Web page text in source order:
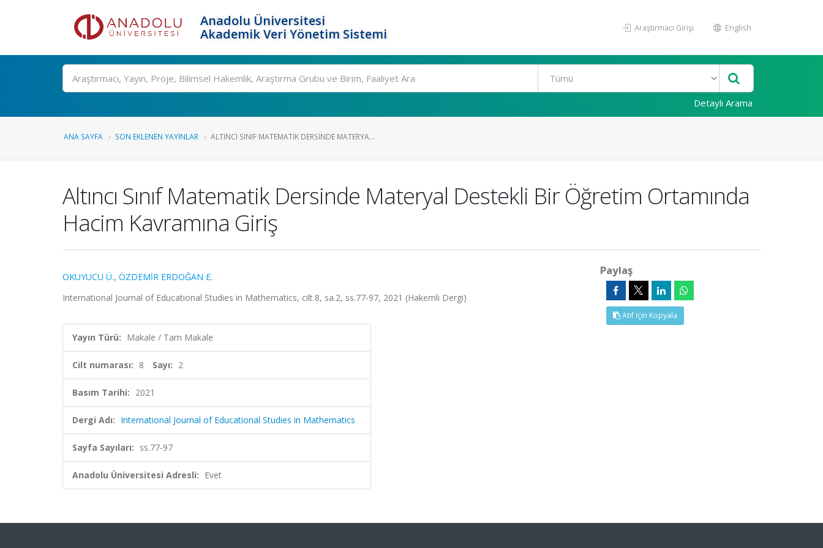
Anadolu Üniversitesi
Akademik Veri Yönetim Sistemi
Araştırmacı Girişi English
Ara
Detaylı Arama
ANA SAYFA SON EKLENEN YAYINLAR ALTINCI SINIF MATEMATIK DERSINDE MATERYA...
Altıncı Sınıf Matematik Dersinde Materyal Destekli Bir Öğretim Ortamında
Hacim Kavramına Giriş
OKUYUCU Ü., ÖZDEMİR ERDOĞAN E.
International Journal of Educational Studies in Mathematics, cilt.8, sa.2, ss.77-97, 2021 (Hakemli Dergi)
Yayın Türü: Makale / Tam Makale
Cilt numarası: 8 Sayı: 2
Basım Tarihi: 2021
Dergi Adı: International Journal of Educational Studies in Mathematics
Sayfa Sayıları: ss.77-97
Anadolu Üniversitesi Adresli: Evet
Paylaş
Atıf İçin Kopyala